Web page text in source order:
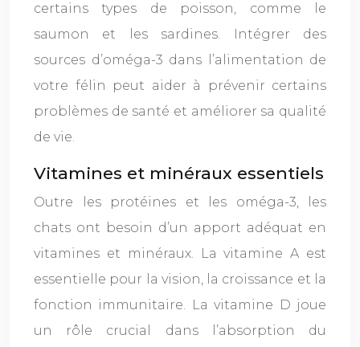
certains types de poisson, comme le
saumon et les sardines. Intégrer des
sources d’oméga-3 dans l’alimentation de
votre félin peut aider à prévenir certains
problèmes de santé et améliorer sa qualité
de vie.
Vitamines et minéraux essentiels
Outre les protéines et les oméga-3, les
chats ont besoin d’un apport adéquat en
vitamines et minéraux. La vitamine A est
essentielle pour la vision, la croissance et la
fonction immunitaire. La vitamine D joue
un rôle crucial dans l’absorption du